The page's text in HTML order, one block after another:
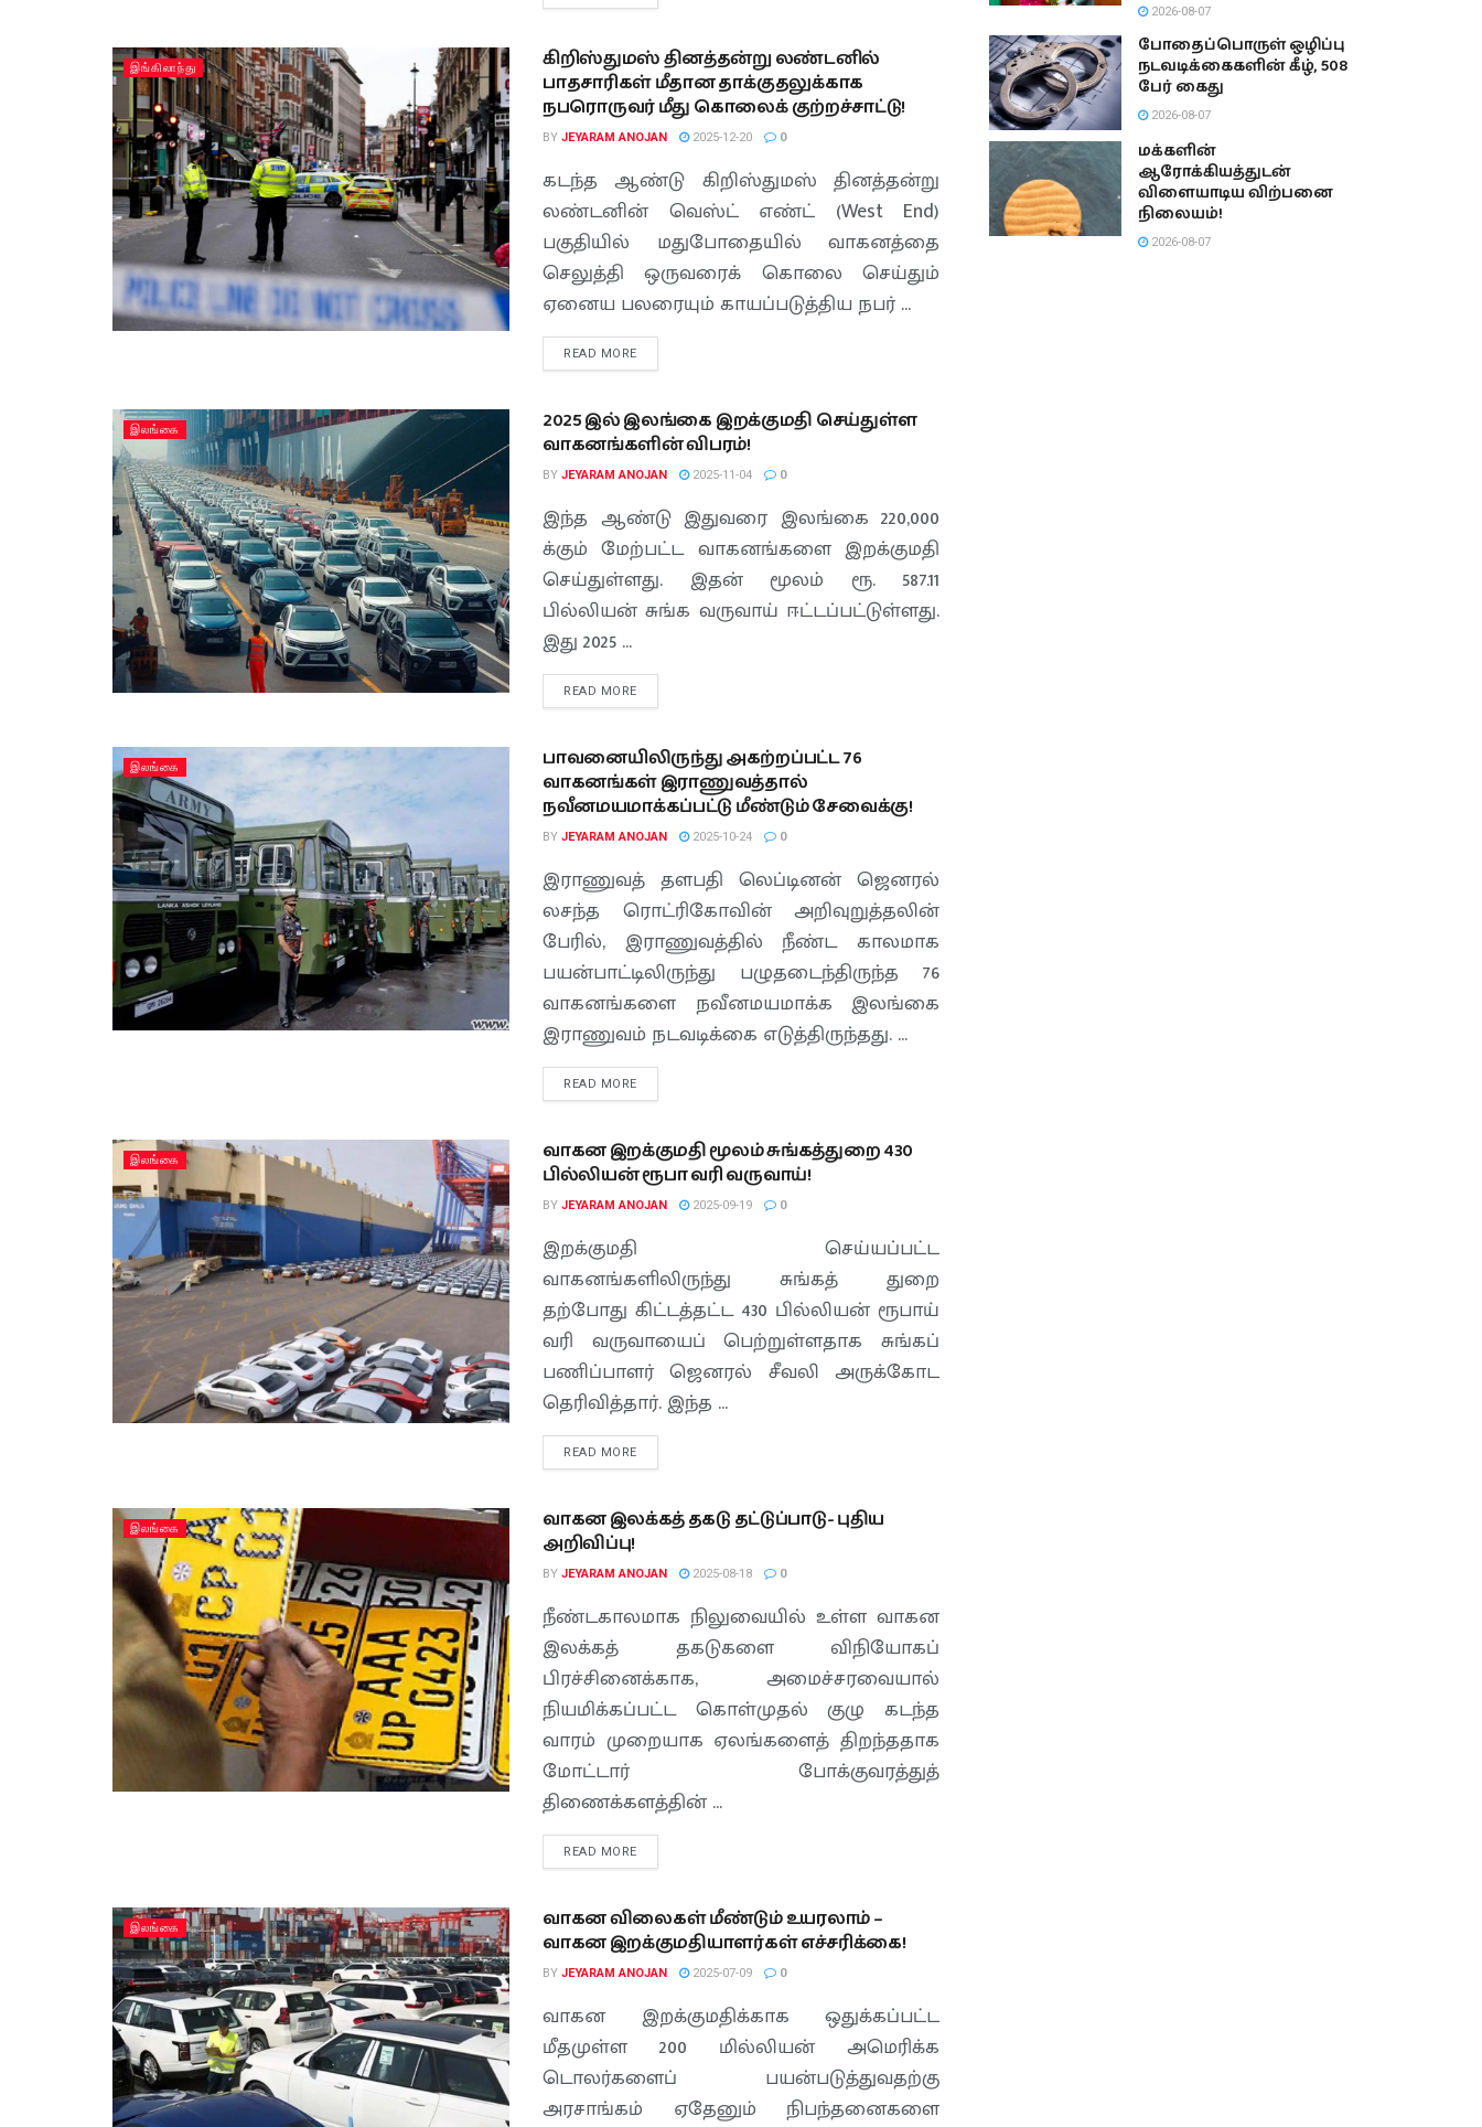
இங்கிலாந்து
கிறிஸ்துமஸ் தினத்தன்று லண்டனில்
பாதசாரிகள் மீதான தாக்குதலுக்காக
நபரொருவர் மீது கொலைக் குற்றச்சாட்டு!
BY JEYARAM ANOJAN 2025-12-20 0
கடந்த ஆண்டு கிறிஸ்துமஸ் தினத்தன்று
லண்டனின் வெஸ்ட் எண்ட் (West End)
பகுதியில் மதுபோதையில் வாகனத்தை
செலுத்தி ஒருவரைக் கொலை செய்தும்
ஏனைய பலரையும் காயப்படுத்திய நபர் ...
READ MORE
இலங்கை
2025 இல் இலங்கை இறக்குமதி செய்துள்ள
வாகனங்களின் விபரம்!
BY JEYARAM ANOJAN 2025-11-04 0
இந்த ஆண்டு இதுவரை இலங்கை 220,000
க்கும் மேற்பட்ட வாகனங்களை இறக்குமதி
செய்துள்ளது. இதன் மூலம் ரூ. 587.11
பில்லியன் சுங்க வருவாய் ஈட்டப்பட்டுள்ளது.
இது 2025 ...
READ MORE
இலங்கை
பாவனையிலிருந்து அகற்றப்பட்ட 76
வாகனங்கள் இராணுவத்தால்
நவீனமயமாக்கப்பட்டு மீண்டும் சேவைக்கு!
BY JEYARAM ANOJAN 2025-10-24 0
இராணுவத் தளபதி லெப்டினன் ஜெனரல்
லசந்த ரொட்ரிகோவின் அறிவுறுத்தலின்
பேரில், இராணுவத்தில் நீண்ட காலமாக
பயன்பாட்டிலிருந்து பழுதடைந்திருந்த 76
வாகனங்களை நவீனமயமாக்க இலங்கை
இராணுவம் நடவடிக்கை எடுத்திருந்தது. ...
READ MORE
இலங்கை
வாகன இறக்குமதி மூலம் சுங்கத்துறை 430
பில்லியன் ரூபா வரி வருவாய்!
BY JEYARAM ANOJAN 2025-09-19 0
இறக்குமதி செய்யப்பட்ட
வாகனங்களிலிருந்து சுங்கத் துறை
தற்போது கிட்டத்தட்ட 430 பில்லியன் ரூபாய்
வரி வருவாயைப் பெற்றுள்ளதாக சுங்கப்
பணிப்பாளர் ஜெனரல் சீவலி அருக்கோட
தெரிவித்தார். இந்த ...
READ MORE
இலங்கை
வாகன இலக்கத் தகடு தட்டுப்பாடு- புதிய
அறிவிப்பு!
BY JEYARAM ANOJAN 2025-08-18 0
நீண்டகாலமாக நிலுவையில் உள்ள வாகன
இலக்கத் தகடுகளை விநியோகப்
பிரச்சினைக்காக, அமைச்சரவையால்
நியமிக்கப்பட்ட கொள்முதல் குழு கடந்த
வாரம் முறையாக ஏலங்களைத் திறந்ததாக
மோட்டார் போக்குவரத்துத்
திணைக்களத்தின் ...
READ MORE
இலங்கை
வாகன விலைகள் மீண்டும் உயரலாம் –
வாகன இறக்குமதியாளர்கள் எச்சரிக்கை!
BY JEYARAM ANOJAN 2025-07-09 0
வாகன இறக்குமதிக்காக ஒதுக்கப்பட்ட
மீதமுள்ள 200 மில்லியன் அமெரிக்க
டொலர்களைப் பயன்படுத்துவதற்கு
அரசாங்கம் ஏதேனும் நிபந்தனைகளை
2026-08-07
போதைப்பொருள் ஒழிப்பு
நடவடிக்கைகளின் கீழ், 508
பேர் கைது
2026-08-07
மக்களின்
ஆரோக்கியத்துடன்
விளையாடிய விற்பனை
நிலையம்!
2026-08-07